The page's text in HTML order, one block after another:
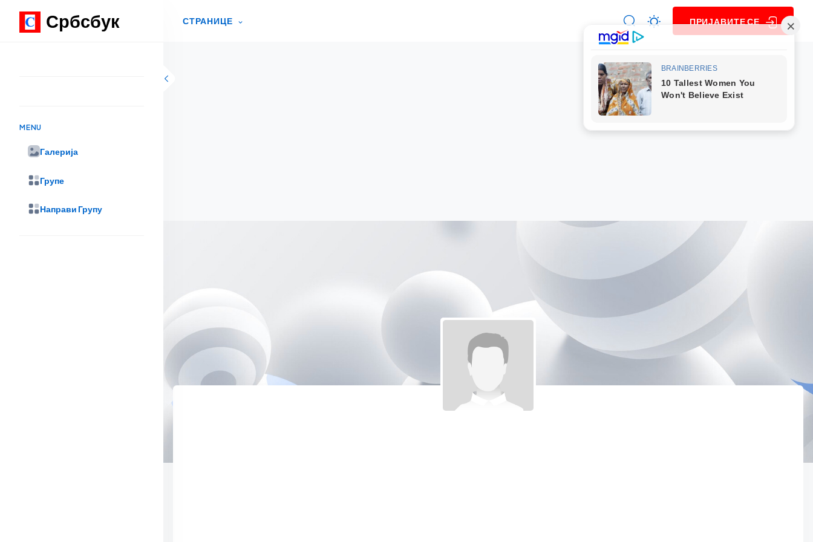
Србсбук
MENU
Галерија
Групе
Направи Групу
СТРАНИЦЕ ПРИЈАВИТЕ СЕ